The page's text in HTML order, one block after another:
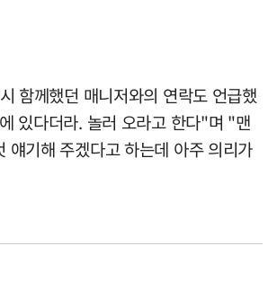
함께했던 매니저와의 연락도 언급했
있다더라. 놀러 오라고 한다"며 "맨
얘기해 주겠다고 하는데 아주 의리가